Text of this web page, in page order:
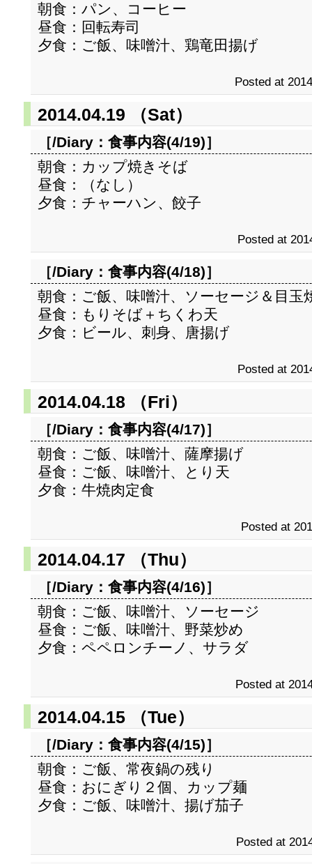
朝食：パン、コーヒー
昼食：回転寿司
夕食：ご飯、味噌汁、鶏竜田揚げ
Posted at
2014.04.19 （Sat）
［/Diary： 食事内容(4/19)］
朝食：カップ焼きそば
昼食：（なし）
夕食：チャーハン、餃子
Posted at
［/Diary： 食事内容(4/18)］
朝食：ご飯、味噌汁、ソーセージ＆目玉
昼食：もりそば＋ちくわ天
夕食：ビール、刺身、唐揚げ
Posted at
2014.04.18 （Fri）
［/Diary： 食事内容(4/17)］
朝食：ご飯、味噌汁、薩摩揚げ
昼食：ご飯、味噌汁、とり天
夕食：牛焼肉定食
Posted at
2014.04.17 （Thu）
［/Diary： 食事内容(4/16)］
朝食：ご飯、味噌汁、ソーセージ
昼食：ご飯、味噌汁、野菜炒め
夕食：ペペロンチーノ、サラダ
Posted at
2014.04.15 （Tue）
［/Diary： 食事内容(4/15)］
朝食：ご飯、常夜鍋の残り
昼食：おにぎり２個、カップ麺
夕食：ご飯、味噌汁、揚げ茄子
Posted at